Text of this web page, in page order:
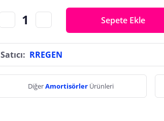
Sepete Ekle
Satıcı: RREGEN
DiğerAmortisörler Ürünleri